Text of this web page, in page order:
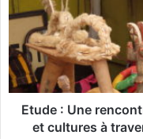
d
e
:
U
n
Etude : Une
et cultures à